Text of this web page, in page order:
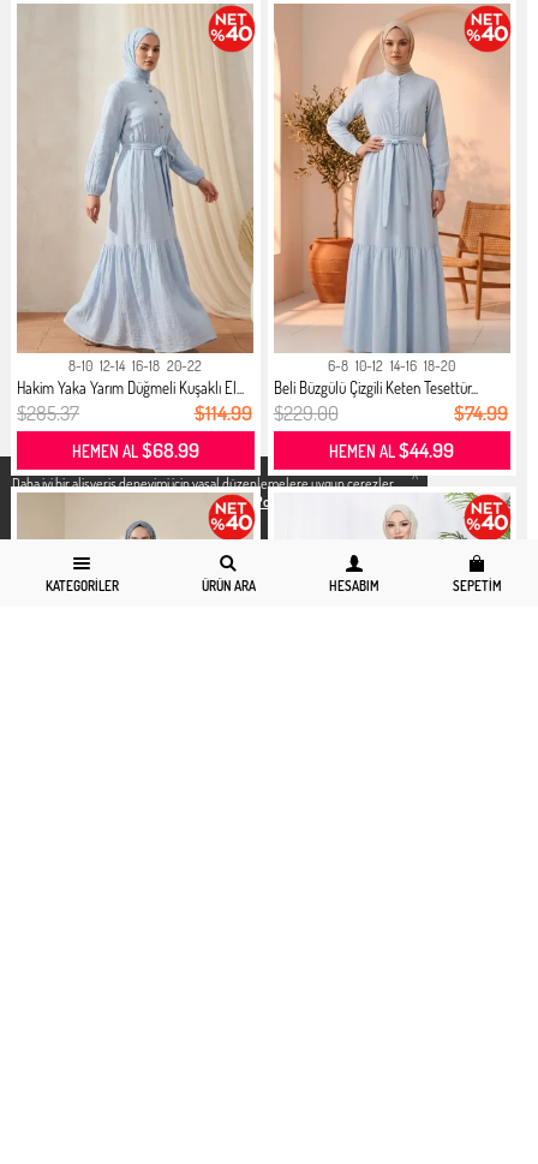
X
Daha iyi bir alisveris deneyimi icin yasal düzenlemelere uygun çerezler
Gizlilik ve Çerez Politikası
KATEGORILER ÜRÜN ARA HESABIM SEPETIM
8-10 12-14 16-18 20-22
Hakim Yaka Yarım Düğmeli Kuşaklı El...
$285.37 $114.99
HEMEN AL$68.99
6-8 10-12 14-16 18-20
Beli Büzgülü Çizgili Keten Tesettür...
$229.00 $74.99
HEMEN AL$44.99